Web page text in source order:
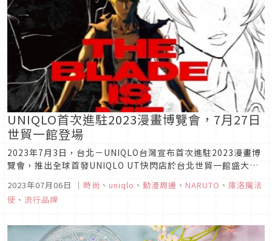
UNIQLO首次進駐2023漫畫博覽會，7月27日
世貿一館登場
2023年7月3日，台北－UNIQLO台灣宣布首次進駐2023漫畫博
覽會，推出全球首發UNIQLO UT快閃店於台北世貿一館盛大登
給粉絲們一場前所未有的動漫UT盛會！
2023年07月06日 ｜ 時尚 、 uniqlo 、 動漫周邊 、 NARUTO 、 庫洛魔法
使 、 流行品牌